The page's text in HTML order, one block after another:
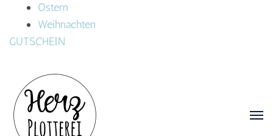
Ostern
Weihnachten
GUTSCHEIN